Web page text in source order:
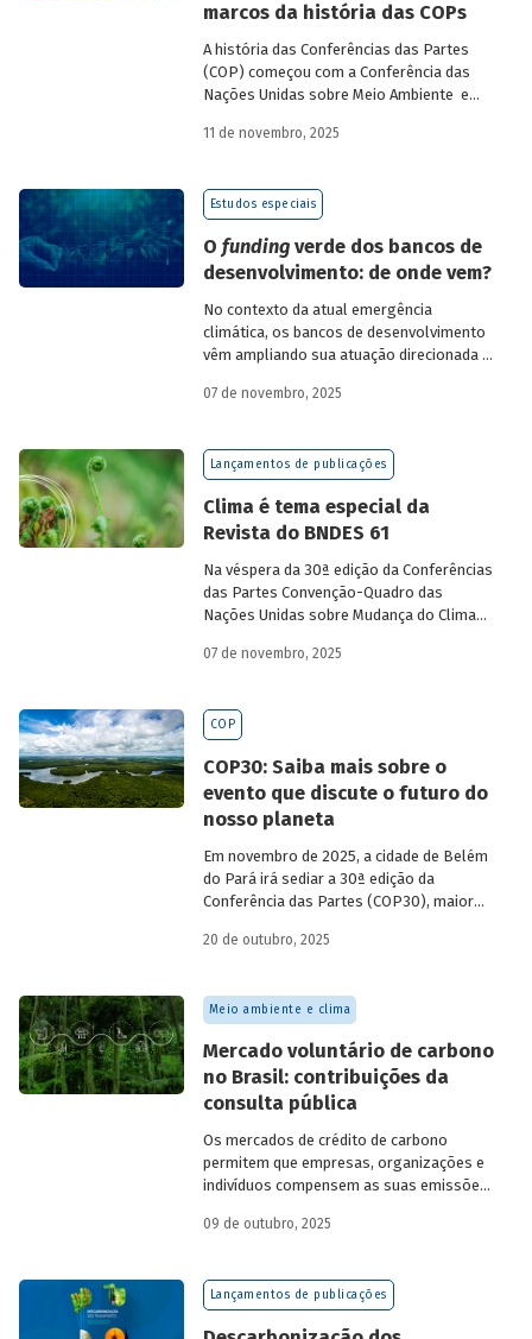
marcos da história das COPs
A história das Conferências das Partes
(COP) começou com a Conferência das
Nações Unidas sobre Meio Ambiente e
United Nations Conference on
aconteceu no Rio de Janeiro, em 1992, e
ficou conhecida como Rio-92 ou Cúpula da
países – líderes políticos, diplomatas,
cientistas, jornalistas e organizações da
sociedade civil – discutiram o impacto das
atividades socioeconômicas para o meio
ambiente. Como principal resultado, os
países participantes reconheceram os
graves riscos de um modelo
11 de novembro, 2025
Estudos especiais
O fundingverde dos bancos de
desenvolvimento: de onde vem?
No contexto da atual emergência
climática, os bancos de desenvolvimento
vêm ampliando sua atuação direcionada à
e, consequentemente, buscado novas
Estudo especial do BNDES 61
onde vem ofundingverde dos principais
o BNDES aos seus pares.
07 de novembro, 2025
Lançamentos de publicações
Clima é tema especial da
Revista do BNDES 61
Na véspera da 30ª edição da Conferências
das Partes Convenção-Quadro das
Nações Unidas sobre Mudança do Clima
edição 61 da Revista do BNDES.
07 de novembro, 2025
COP
COP30: Saiba mais sobre o
evento que discute o futuro do
nosso planeta
Em novembro de 2025, a cidade de Belém
do Pará irá sediar a 30ª edição da
Conferência das Partes (COP30), maior
Nações Unidas (ONU) para discussões e
climáticas no mundo.
20 de outubro, 2025
Meio ambiente e clima
Mercado voluntário de carbono
no Brasil: contribuições da
consulta pública
Os mercados de crédito de carbono
permitem que empresas, organizações e
indivíduos compensem as suas emissões
por projetos de redução de emissões
MMA realizaram uma consulta pública
sobre a certificação de carbono no
09 de outubro, 2025
Lançamentos de publicações